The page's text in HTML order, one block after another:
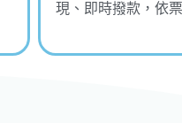
現、即時撥款，依